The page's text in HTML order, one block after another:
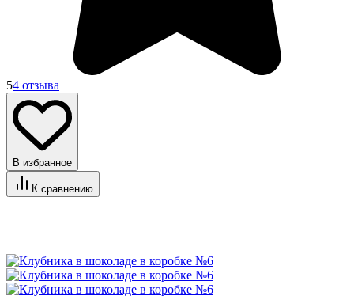
54 отзыва
В избранное
К сравнению